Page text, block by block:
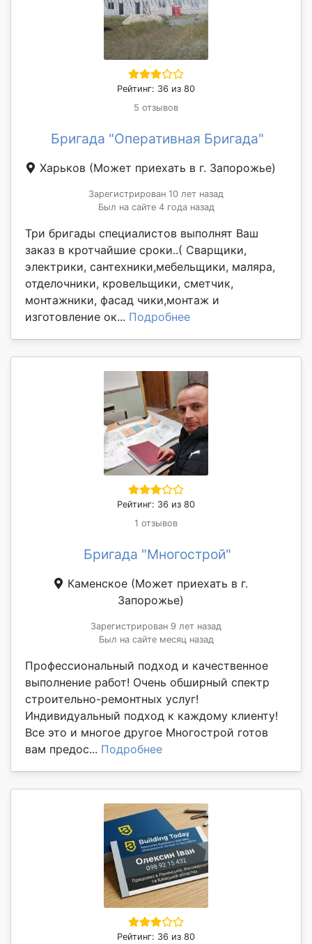
Рейтинг: 36 из 80
5 отзывов
Бригада "Оперативная Бригада"
Харьков (Может приехать в г. Запорожье)
Зарегистрирован 10 лет назад
Был на сайте 4 года назад
Три бригады специалистов выполнят Ваш
заказ в кротчайшие сроки..( Сварщики,
электрики, сантехники,мебельщики, маляра,
отделочники, кровельщики, сметчик,
монтажники, фасад чики,монтаж и
изготовление ок... Подробнее
Рейтинг: 36 из 80
1 отзывов
Бригада "Многострой"
Каменское (Может приехать в г.
Запорожье)
Зарегистрирован 9 лет назад
Был на сайте месяц назад
Профессиональный подход и качественное
выполнение работ! Очень обширный спектр
строительно-ремонтных услуг!
Индивидуальный подход к каждому клиенту!
Все это и многое другое Многострой готов
вам предос... Подробнее
Рейтинг: 36 из 80